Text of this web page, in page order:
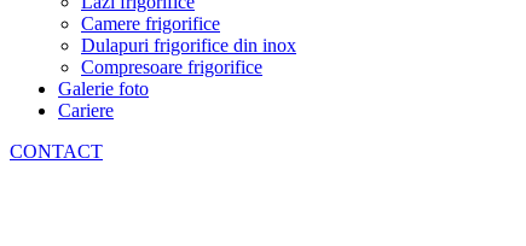
Camere frigorifice
Dulapuri frigorifice din inox
Compresoare frigorifice
Galerie foto
Cariere
CONTACT